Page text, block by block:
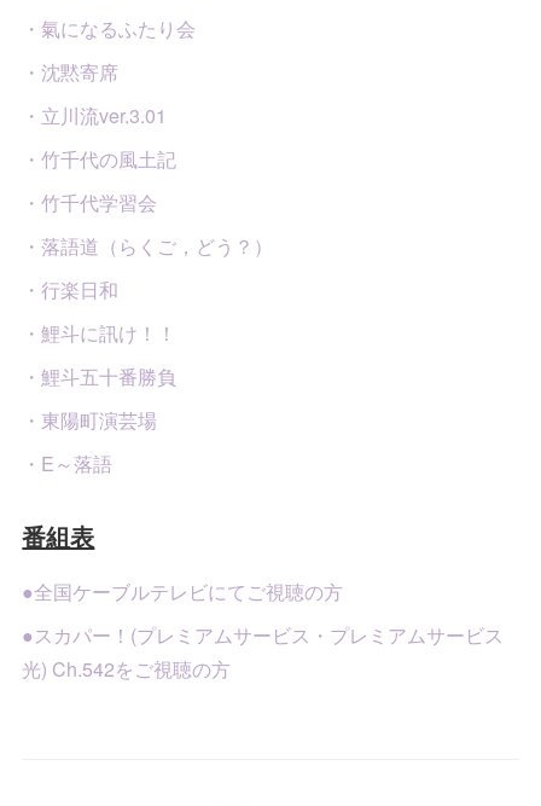
・氣になるふたり会
・沈黙寄席
・立川流ver.3.01
・竹千代の風土記
・竹千代学習会
・落語道（らくご，どう？）
・行楽日和
・鯉斗に訊け！！
・鯉斗五十番勝負
・東陽町演芸場
・E～落語
番組表
●全国ケーブルテレビにてご視聴の方
●スカパー！(プレミアムサービス・プレミアムサービス
光) Ch.542をご視聴の方